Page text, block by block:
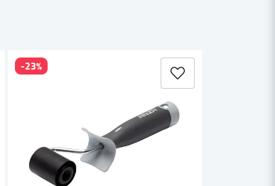
-23%